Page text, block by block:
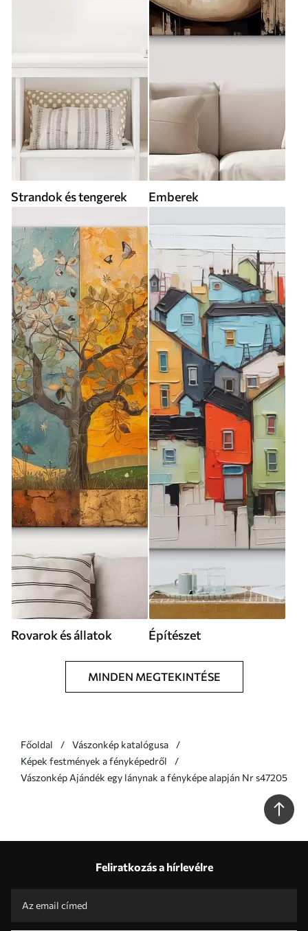
Strandok és tengerek Emberek
Rovarok és állatok Építészet
MINDEN MEGTEKINTÉSE
Főoldal
Vászonkép katalógusa
Képek festmények a fényképedről
Vászonkép Ajándék egy lánynak a fényképe alapján Nr s47205
Feliratkozás a hírlevélre